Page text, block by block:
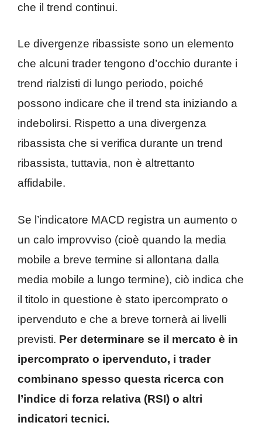
che il trend continui.
Le divergenze ribassiste sono un elemento
che alcuni trader tengono d’occhio durante i
trend rialzisti di lungo periodo, poiché
possono indicare che il trend sta iniziando a
indebolirsi. Rispetto a una divergenza
ribassista che si verifica durante un trend
ribassista, tuttavia, non è altrettanto
affidabile.
Se l’indicatore MACD registra un aumento o
un calo improvviso (cioè quando la media
mobile a breve termine si allontana dalla
media mobile a lungo termine), ciò indica che
il titolo in questione è stato ipercomprato o
ipervenduto e che a breve tornerà ai livelli
previsti. Per determinare se il mercato è in
ipercomprato o ipervenduto, i trader
combinano spesso questa ricerca con
l’indice di forza relativa (RSI) o altri
indicatori tecnici.